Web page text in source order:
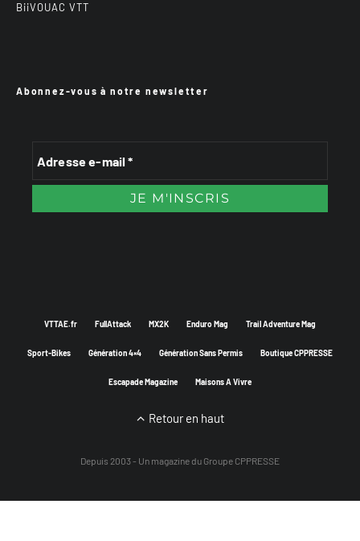
BiiVOUAC VTT
Abonnez-vous à notre newsletter
VTTAE.fr FullAttack MX2K Enduro Mag Trail Adventure Mag
Sport-Bikes Génération 4×4 Génération Sans Permis Boutique CPPRESSE
Escapade Magazine Maisons A Vivre
Retour en haut
Depuis 2003 - Un magazine du Groupe CPPRESSE